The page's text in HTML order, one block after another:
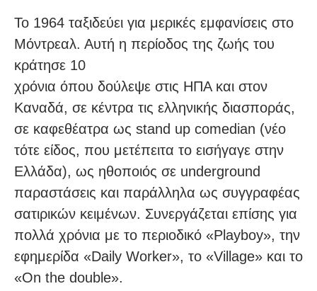
Το 1964 ταξιδεύει για μερικές εμφανίσεις στο
Μόντρεαλ. Αυτή η περίοδος της ζωής του
κράτησε 10
χρόνια όπου δούλεψε στις HΠA και στον
Kαναδά, σε κέντρα τις ελληνικής διασποράς,
σε καφεθέατρα ως stand up comedian (νέο
τότε είδος, που μετέπειτα το εισήγαγε στην
Ελλάδα), ως ηθοποιός σε underground
παραστάσεις και παράλληλα ως συγγραφέας
σατιρικών κειμένων. Συνεργάζεται επίσης για
πολλά χρόνια με το περιοδικό «Playboy», την
εφημερίδα «Daily Worker», το «Village» και το
«On the double».